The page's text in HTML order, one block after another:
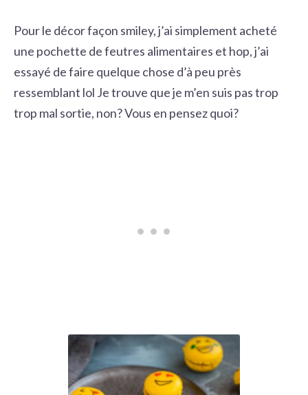
Pour le décor façon smiley, j’ai simplement acheté
une pochette de feutres alimentaires et hop, j’ai
essayé de faire quelque chose d’à peu près
ressemblant lol Je trouve que je m’en suis pas trop
trop mal sortie, non? Vous en pensez quoi?